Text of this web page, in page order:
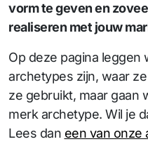
vorm te geven en
realiseren met jouw
Op deze pagina leggen
archetypes zijn, waar
ze gebruikt, maar gaan
merk archetype. Wil je
Lees dan een van onze